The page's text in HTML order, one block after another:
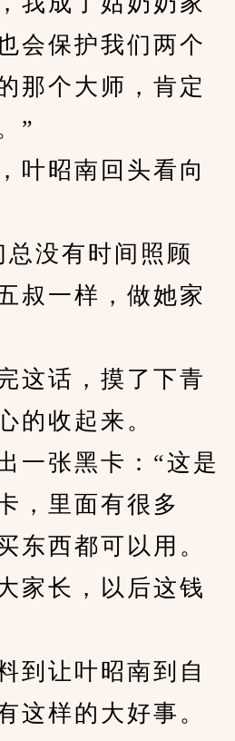
会保护我们两个
那个大师，肯定
”
昭南回头看向
没有时间照顾
叔一样，做她家
话，摸了下青
的收起来。
张黑卡：“这是
，里面有很多
东西都可以用。
家长，以后这钱
让叶昭南到自
这样的大好事。